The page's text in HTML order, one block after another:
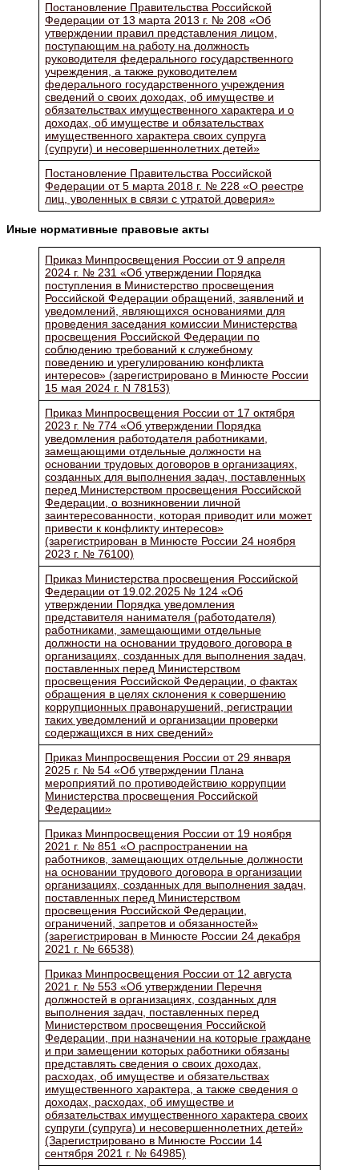
Постановление Правительства Российской
Федерации от 13 марта 2013 г. № 208 «Об
утверждении правил представления лицом,
поступающим на работу на должность
руководителя федерального государственного
учреждения, а также руководителем
федерального государственного учреждения
сведений о своих доходах, об имуществе и
обязательствах имущественного характера и о
доходах, об имуществе и обязательствах
имущественного характера своих супруга
(супруги) и несовершеннолетних детей»
Постановление Правительства Российской
Федерации от 5 марта 2018 г. № 228 «О реестре
лиц, уволенных в связи с утратой доверия»
Иные нормативные правовые акты
Приказ Минпросвещения России от 9 апреля
2024 г. № 231 «Об утверждении Порядка
поступления в Министерство просвещения
Российской Федерации обращений, заявлений и
уведомлений, являющихся основаниями для
проведения заседания комиссии Министерства
просвещения Российской Федерации по
соблюдению требований к служебному
поведению и урегулированию конфликта
интересов» (зарегистрировано в Минюсте России
15 мая 2024 г. N 78153)
Приказ Минпросвещения России от 17 октября
2023 г. № 774 «Об утверждении Порядка
уведомления работодателя работниками,
замещающими отдельные должности на
основании трудовых договоров в организациях,
созданных для выполнения задач, поставленных
перед Министерством просвещения Российской
Федерации, о возникновении личной
заинтересованности, которая приводит или может
привести к конфликту интересов»
(зарегистрирован в Минюсте России 24 ноября
2023 г. № 76100)
Приказ Министерства просвещения Российской
Федерации от 19.02.2025 № 124 «Об
утверждении Порядка уведомления
представителя нанимателя (работодателя)
работниками, замещающими отдельные
должности на основании трудового договора в
организациях, созданных для выполнения задач,
поставленных перед Министерством
просвещения Российской Федерации, о фактах
обращения в целях склонения к совершению
коррупционных правонарушений, регистрации
таких уведомлений и организации проверки
содержащихся в них сведений»
Приказ Минпросвещения России от 29 января
2025 г. № 54 «Об утверждении Плана
мероприятий по противодействию коррупции
Министерства просвещения Российской
Федерации»
Приказ Минпросвещения России от 19 ноября
2021 г. № 851 «О распространении на
работников, замещающих отдельные должности
на основании трудового договора в организации
организациях, созданных для выполнения задач,
поставленных перед Министерством
просвещения Российской Федерации,
ограничений, запретов и обязанностей»
(зарегистрирован в Минюсте России 24 декабря
2021 г. № 66538)
Приказ Минпросвещения России от 12 августа
2021 г. № 553 «Об утверждении Перечня
должностей в организациях, созданных для
выполнения задач, поставленных перед
Министерством просвещения Российской
Федерации, при назначении на которые граждане
и при замещении которых работники обязаны
представлять сведения о своих доходах,
расходах, об имуществе и обязательствах
имущественного характера, а также сведения о
доходах, расходах, об имуществе и
обязательствах имущественного характера своих
супруги (супруга) и несовершеннолетних детей»
(Зарегистрировано в Минюсте России 14
сентября 2021 г. № 64985)